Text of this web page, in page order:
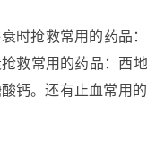
时抢救常用的药品
救常用的药品：西
钙。还有止血常用